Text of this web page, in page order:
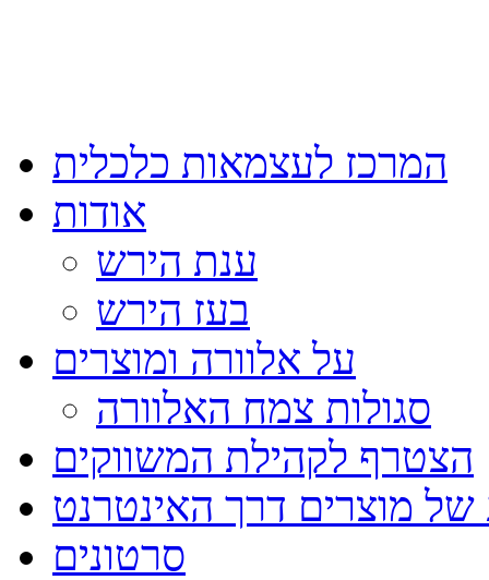
המרכז לעצמאות כלכלית
אודות
ענת הירש
בעז הירש
על אלוורה ומוצרים
סגולות צמח האלוורה
הצטרף לקהילת המשווקים
של מוצרים דרך האינטרנט
סרטונים